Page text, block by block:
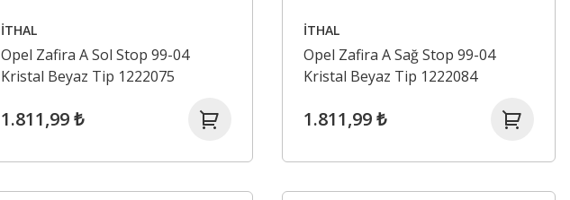
İTHAL
Opel Zafira A Sol Stop 99-04
Kristal Beyaz Tip 1222075
1.811,99 ₺
İTHAL
Opel Zafira A Sağ Stop 99-04
Kristal Beyaz Tip 1222084
1.811,99 ₺